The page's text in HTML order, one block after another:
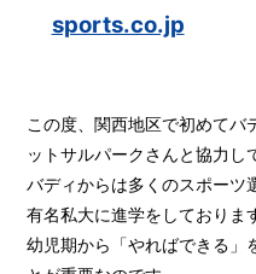
sports.co.jp
この度、関西地区で初めてバ
ットサルパークさんと協力し
バディからは多くのスポーツ
有名私大に進学をしておりま
幼児期から「やればできる」